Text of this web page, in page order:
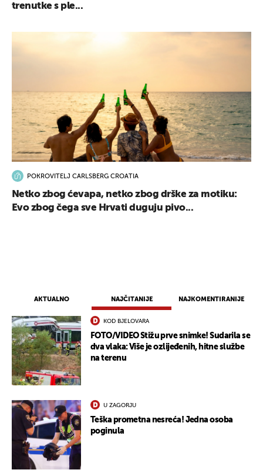
AKTUALNO NAJČITANIJE NAJKOMENTIRANIJE
KOD BJELOVARA
FOTO/VIDEO Stižu prve snimke! Sudarila se
dva vlaka: Više je ozlijeđenih, hitne službe
na terenu
U ZAGORJU
Teška prometna nesreća! Jedna osoba
poginula
trenutke s ple...
POKROVITELJ CARLSBERG CROATIA
Netko zbog ćevapa, netko zbog drške za motiku:
Evo zbog čega sve Hrvati duguju pivo...